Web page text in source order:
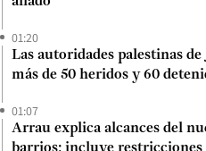
01:20
Las autoridades palestinas
más de 50 heridos y 60
01:07
Arrau explica alcances del